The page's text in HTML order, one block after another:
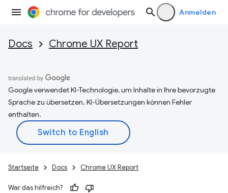
Anmelden
Docs Chrome UX Report
Google verwendet KI-Technologie, um Inhalte in Ihre bevorzugte
Sprache zu übersetzen. KI-Übersetzungen können Fehler
enthalten.
Startseite Docs Chrome UX Report
War das hilfreich?